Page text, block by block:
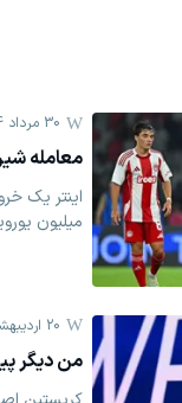
30 مرداد 1404
معامله
‏میلیون
20 اردیبهشت 1404
من دیگر